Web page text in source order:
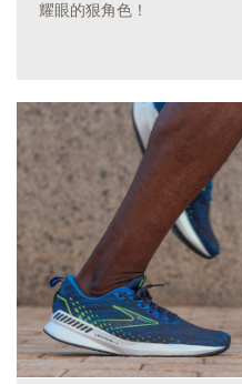
耀眼的狠角色！